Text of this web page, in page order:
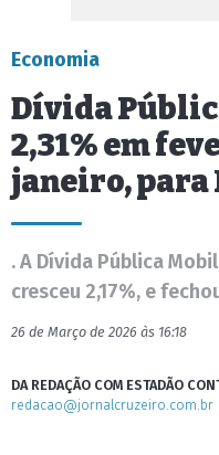
Economia
Dívida
2,31% em
janeiro, para
. A Dívida Pública
cresceu 2,17%, e
26 de Março de 2026 às 16:18
DA REDAÇÃO COM ESTADÃO
redacao@jornalcruzeiro.com.br